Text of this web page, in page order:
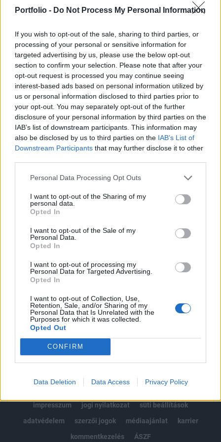
Portfolio - Do Not Process My Personal Information
If you wish to opt-out of the sale, sharing to third parties, or
processing of your personal or sensitive information for
targeted advertising by us, please use the below opt-out
section to confirm your selection. Please note that after your
opt-out request is processed you may continue seeing
interest-based ads based on personal information utilized by
us or personal information disclosed to third parties prior to
your opt-out. You may separately opt-out of the further
disclosure of your personal information by third parties on the
IAB’s list of downstream participants. This information may
also be disclosed by us to third parties on the IAB’s List of
Downstream Participants that may further disclose it to other
Personal Data Processing Opt Outs
I want to opt-out of the Sharing of my
personal data.
Opted In
I want to opt-out of the Sale of my
Personal Data.
Opted In
I want to opt-out of processing my
Personal Data for Targeted Advertising.
Opted In
I want to opt-out of Collection, Use,
Retention, Sale, and/or Sharing of my
Personal Data that Is Unrelated with the
Purposes for which it was collected.
Opted Out
CONFIRM
Data Deletion Data Access Privacy Policy
először észleltek egyszerre két kínai repülőgép-
hordozót a Csendes-óceánon - közölte Hajasi
Josimasza kormányszóvivő csütörtökön.
A japán védelmi minisztérium csütörtöki közleménye
szerint két külön esetről van szó, az egyik szombaton, a
másik vasárnap történt. Szombaton egy kínai J-15-ös
vadászgép, amely a Santung repülőgép-hordozóról szállt
föl, mintegy 40 percig követett egy japán P-3C járőrgépet.
Vasárnap egy ugyancsak J-15-ös vadászgép 80 percig
követett egy szintén P-3C-t, mindössze...
KEDVES OLVASÓNK!
tartozik, melynek olvasása előfizetéses
regisztrációhoz kötött.
Az előfizetés a következőket tartalmazza:
Portfolio.hu teljes cikkarchívum
Kötéslisták: BÉT elmúlt 2 év napon belüli
kötéslistái
Előfizetés
MÁR ELŐFIZETŐNK VAGY?BEJELENTKEZÉS
impresszum
jogi nyilatkozat
süti beállítások
adatvédelem
szerzői jogok médiaajánlat
karrier
kommentkezelés
ÁSZF